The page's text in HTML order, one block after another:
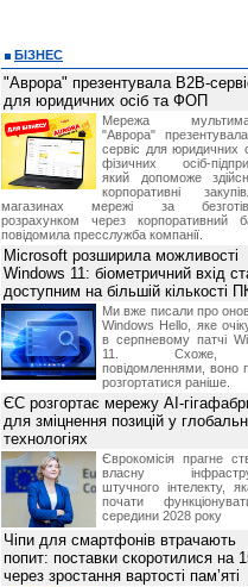
БІЗНЕС
"Аврора" презентувала B2B-
для юридичних осіб та ФОП
Мережа
"Аврора"
сервіс для юридичних
фізичних осіб-
який допоможе
корпоративні
магазинах мережі за
розрахунком через корпоративний
повідомила пресслужба компанії.
Microsoft розширила можливості
Windows 11: біометричний вхід
доступним на більшій кількості
Ми вже писали про
Windows Hello, яке
в серпневому патчі
11. Схоже,
повідомленнями, воно
розгортатися раніше.
ЄС розгортає мережу AI-
для зміцнення позицій у
технологіях
Єврокомісія прагне
власну
штучного інтелекту,
почати
середини 2028 року
Чіпи для смартфонів втрачають
попит: поставки скоротилися на
через зростання вартості пам’яті